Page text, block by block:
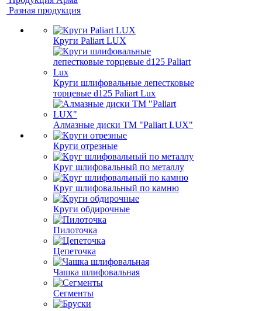
Разная продукция
Круги Paliart LUX
Круги шлифовальные лепестковые
торцевые d125 Paliart Lux
Алмазные диски ТМ "Paliart LUX"
Круги отрезные
Круг шлифовальный по металлу
Круг шлифовальный по камню
Круги обдирочные
Пилоточка
Цепеточка
Чашка шлифовальная
Сегменты